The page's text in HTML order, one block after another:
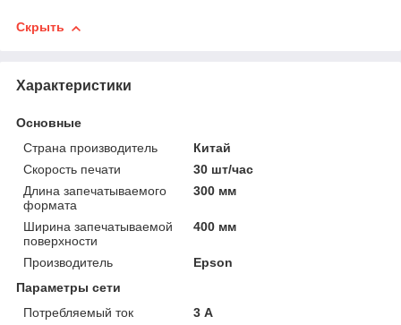
Скрыть
Характеристики
Основные
Страна производитель
Китай
Скорость печати
30 шт/час
Длина запечатываемого
формата
300 мм
Ширина запечатываемой
поверхности
400 мм
Производитель
Epson
Параметры сети
Потребляемый ток
3 А